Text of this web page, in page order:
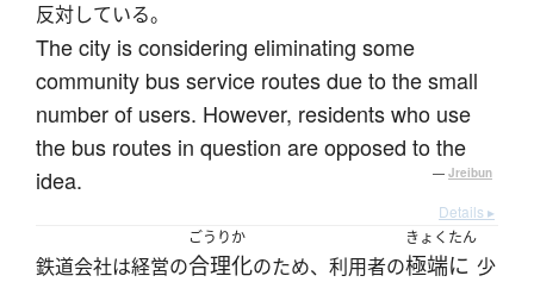
反対している。
The city is considering eliminating some
community bus service routes due to the small
number of users. However, residents who use
the bus routes in question are opposed to the
idea.
— Jreibun
Details ▸
鉄道会社は経営の
ごうりか
合理化のため、利用者の
きょくたん
極端に 少